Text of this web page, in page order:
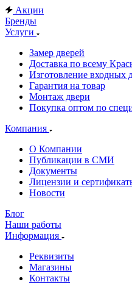
Акции
Бренды
Услуги
Замер дверей
Доставка по всему
Изготовление входных
Гарантия на товар
Монтаж двери
Покупка оптом по
Компания
О Компании
Публикации в СМИ
Документы
Лицензии и
Новости
Блог
Наши работы
Информация
Реквизиты
Магазины
Контакты